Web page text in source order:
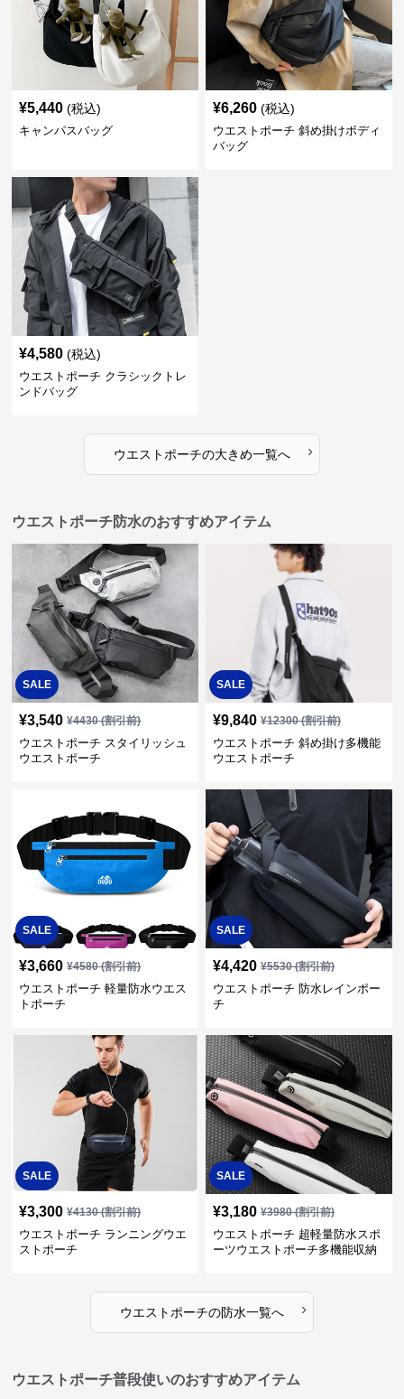
¥5,440 (税込)
キャンパスバッグ
¥6,260 (税込)
ウエストポーチ 斜め掛けボディ
バッグ
¥4,580 (税込)
ウエストポーチ クラシックトレ
ンドバッグ
ウエストポーチの大きめ一覧へ ›
ウエストポーチ防水のおすすめアイテム
SALE
¥3,540 ¥4430(割引前)
ウエストポーチ スタイリッシュ
ウエストポーチ
SALE
¥9,840 ¥12300(割引前)
ウエストポーチ 斜め掛け多機能
ウエストポーチ
SALE
¥3,660 ¥4580(割引前)
ウエストポーチ 軽量防水ウエス
トポーチ
SALE
¥4,420 ¥5530(割引前)
ウエストポーチ 防水レインポー
チ
SALE
¥3,300 ¥4130(割引前)
ウエストポーチ ランニングウエ
ストポーチ
SALE
¥3,180 ¥3980(割引前)
ウエストポーチ 超軽量防水スポ
ーツウエストポーチ多機能収納
ウエストポーチの防水一覧へ ›
ウエストポーチ普段使いのおすすめアイテム